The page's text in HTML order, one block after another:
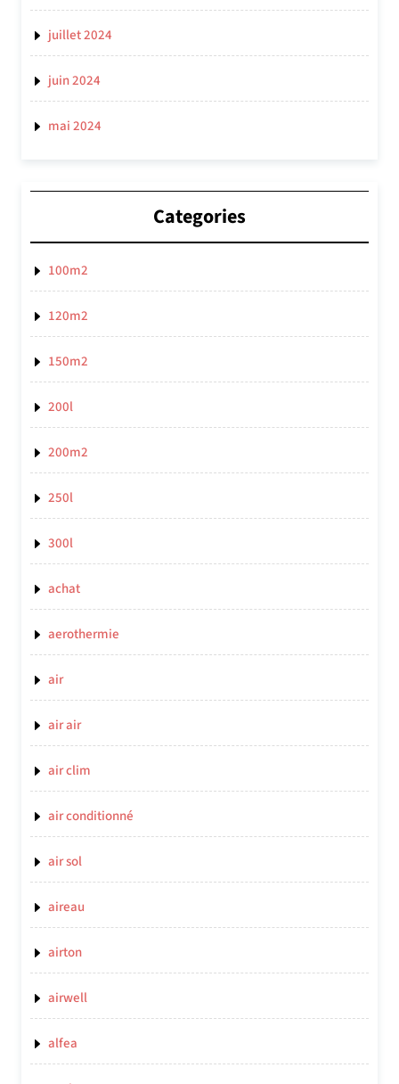
juillet 2024
juin 2024
mai 2024
Categories
100m2
120m2
150m2
200l
200m2
250l
300l
achat
aerothermie
air
air air
air clim
air conditionné
air sol
aireau
airton
airwell
alfea